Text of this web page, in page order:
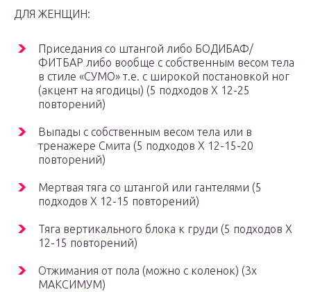
ДЛЯ ЖЕНЩИН:
Приседания со штангой либо БОДИБАФ/
ФИТБАР либо вообще с собственным весом тела
в стиле «СУМО» т.е. с широкой постановкой ног
(акцент на ягодицы) (5 подходов Х 12-25
повторений)
Выпады с собственным весом тела или в
тренажере Смита (5 подходов Х 12-15-20
повторений)
Мертвая тяга со штангой или гантелями (5
подходов Х 12-15 повторений)
Тяга вертикального блока к груди (5 подходов Х
12-15 повторений)
Отжимания от пола (можно с коленок) (3х
МАКСИМУМ)